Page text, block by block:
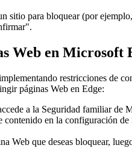
sitio para bloquear (por
Web en Microsoft
restricciones de
páginas Web en Edge:
a la Seguridad familiar de
contenido en la configuración
Web que deseas bloquear,